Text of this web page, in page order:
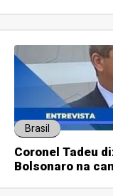
Brasil
Coronel Tadeu
Bolsonaro na